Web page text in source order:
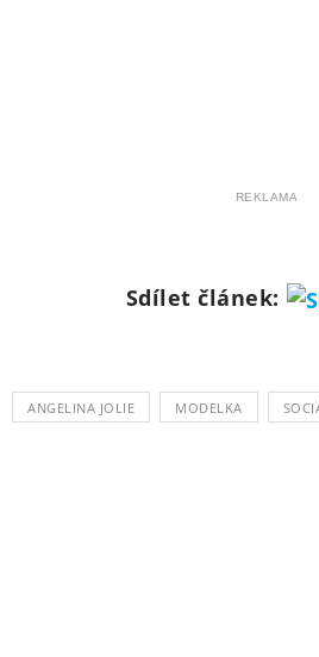
REKLAMA
Sdílet článek:
ANGELINA JOLIE MODELKA